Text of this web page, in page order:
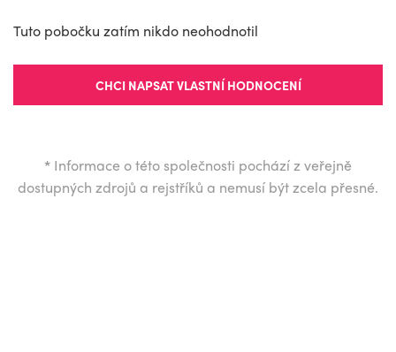
Tuto pobočku zatím nikdo neohodnotil
CHCI NAPSAT VLASTNÍ HODNOCENÍ
* Informace o této společnosti pochází z veřejně
dostupných zdrojů a rejstříků a nemusí být zcela přesné.